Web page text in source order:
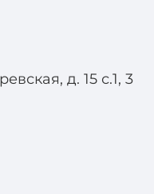
д. 15 с.1, 3